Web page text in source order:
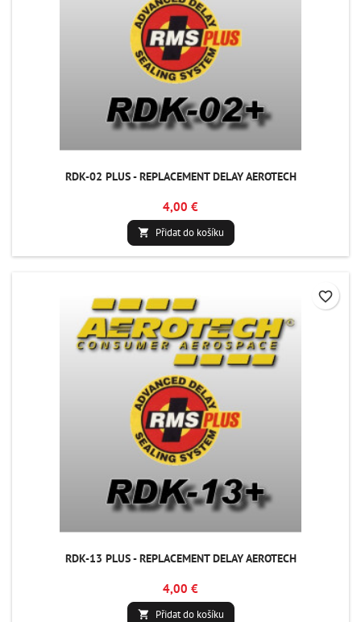
RDK-02 PLUS - REPLACEMENT DELAY AEROTECH
4,00 €
 Přidat do košíku
RDK-13 PLUS - REPLACEMENT DELAY AEROTECH
4,00 €
 Přidat do košíku
favorite_border